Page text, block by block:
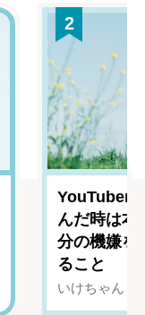
2
YouTuber
んだ時は
分の機嫌を
ること
いけちゃん（